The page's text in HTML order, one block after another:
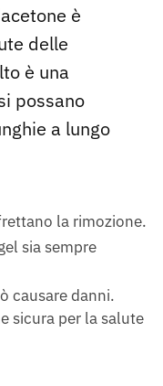
è
delle
è una
possano
a lungo
la rimozione.
sia sempre
causare danni.
sicura per la salute